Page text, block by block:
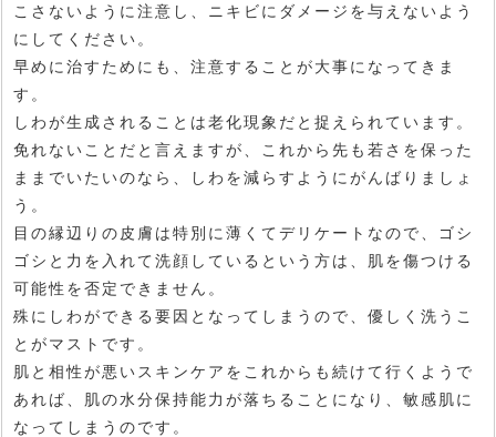
こさないように注意し、ニキビにダメージを与えないよう
にしてください。
早めに治すためにも、注意することが大事になってきま
す。
しわが生成されることは老化現象だと捉えられています。
免れないことだと言えますが、これから先も若さを保った
ままでいたいのなら、しわを減らすようにがんばりましょ
う。
目の縁辺りの皮膚は特別に薄くてデリケートなので、ゴシ
ゴシと力を入れて洗顔しているという方は、肌を傷つける
可能性を否定できません。
殊にしわができる要因となってしまうので、優しく洗うこ
とがマストです。
肌と相性が悪いスキンケアをこれからも続けて行くようで
あれば、肌の水分保持能力が落ちることになり、敏感肌に
なってしまうのです。